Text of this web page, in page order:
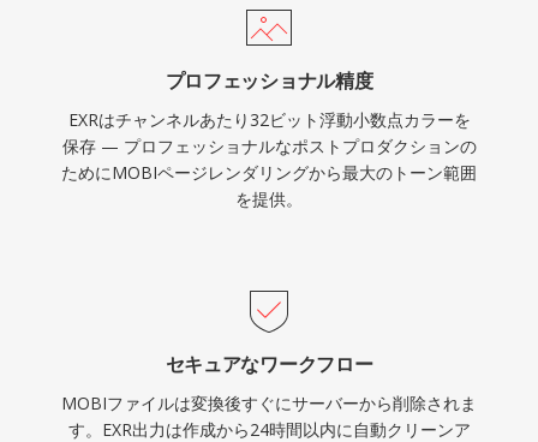
プロフェッショナル精度
EXRはチャンネルあたり32ビット浮動小数点カラーを
保存 — プロフェッショナルなポストプロダクションの
ためにMOBIページレンダリングから最大のトーン範囲
を提供。
セキュアなワークフロー
MOBIファイルは変換後すぐにサーバーから削除されま
す。EXR出力は作成から24時間以内に自動クリーンア